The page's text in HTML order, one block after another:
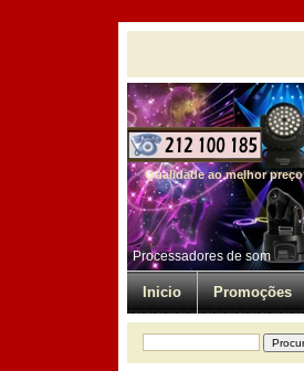
Qualidade ao melhor preço
Processadores de som
Inicio Promoções